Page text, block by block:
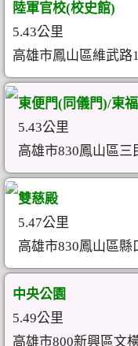
陸軍官校(校史館)
5.43公里
高雄市鳳山區維武路
東便門(同儀門)/東
5.43公里
高雄市830鳳山區三
雙慈殿
5.47公里
高雄市830鳳山區縣
中央公園
5.49公里
高雄市800新興區文